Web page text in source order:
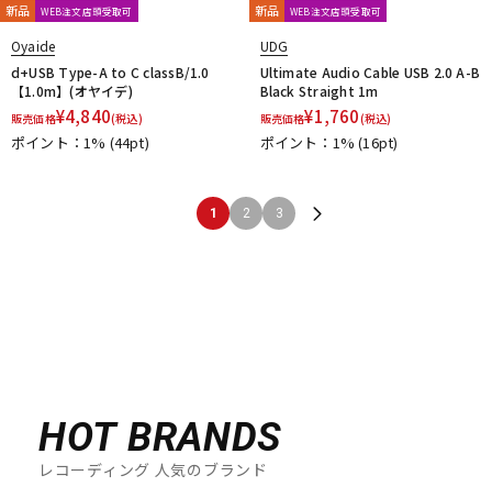
新品 WEB注文店頭受取可
Oyaide
d+USB Type-A to C classB/1.0
【1.0m】(オヤイデ)
販売価格¥4,840(税込)
ポイント：1% (44pt)
新品 WEB注文店頭受取可
UDG
Ultimate Audio Cable USB 2.0 A-B
Black Straight 1m
販売価格¥1,760(税込)
ポイント：1%(16pt)
1 2 3
HOT BRANDS
レコーディング 人気のブランド